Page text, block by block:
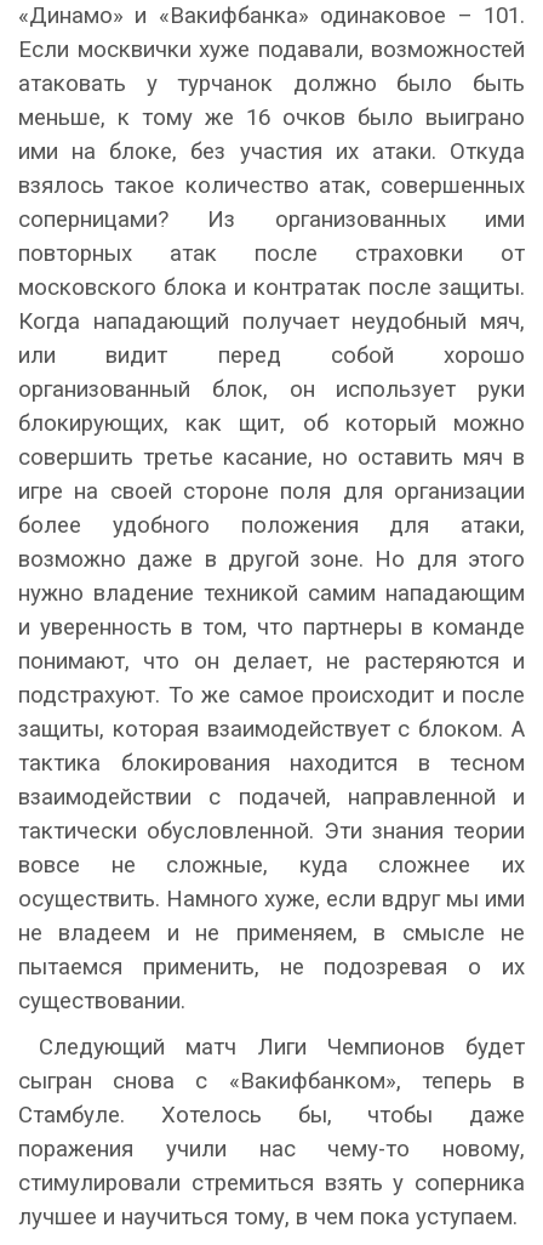
«Динамо» и «Вакифбанка» одинаковое – 101.
Если москвички хуже подавали, возможностей
атаковать у турчанок должно было быть
меньше, к тому же 16 очков было выиграно
ими на блоке, без участия их атаки. Откуда
взялось такое количество атак, совершенных
соперницами? Из организованных ими
повторных атак после страховки от
московского блока и контратак после защиты.
Когда нападающий получает неудобный мяч,
или видит перед собой хорошо
организованный блок, он использует руки
блокирующих, как щит, об который можно
совершить третье касание, но оставить мяч в
игре на своей стороне поля для организации
более удобного положения для атаки,
возможно даже в другой зоне. Но для этого
нужно владение техникой самим нападающим
и уверенность в том, что партнеры в команде
понимают, что он делает, не растеряются и
подстрахуют. То же самое происходит и после
защиты, которая взаимодействует с блоком. А
тактика блокирования находится в тесном
взаимодействии с подачей, направленной и
тактически обусловленной. Эти знания теории
вовсе не сложные, куда сложнее их
осуществить. Намного хуже, если вдруг мы ими
не владеем и не применяем, в смысле не
пытаемся применить, не подозревая о их
существовании.
Следующий матч Лиги Чемпионов будет
сыгран снова с «Вакифбанком», теперь в
Стамбуле. Хотелось бы, чтобы даже
поражения учили нас чему-то новому,
стимулировали стремиться взять у соперника
лучшее и научиться тому, в чем пока уступаем.